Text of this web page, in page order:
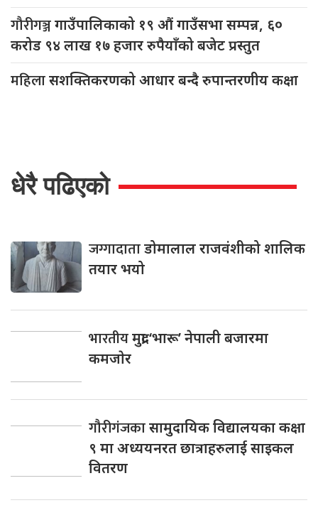
गौरीगञ्जगाउँपालिकाको १९ औं गाउँसभा सम्पन्न, ६०
करोड ९४ लाख १७ हजार रुपैयाँको बजेट प्रस्तुत
महिलासशक्तिकरणको आधार बन्दै रुपान्तरणीय कक्षा
धेरै पढिएको
जग्गादाताडोमालाल राजवंशीको शालिक
तयार भयो
भारतीयमुद्रा ‘भारू’ नेपाली बजारमा
कमजाेर
गौरीगंजकासामुदायिक विद्यालयका कक्षा
९ मा अध्ययनरत छात्राहरुलाई साइकल
वितरण